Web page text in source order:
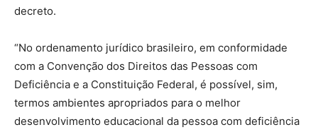
decreto.
“No ordenamento jurídico brasileiro, em conformidade
com a Convenção dos Direitos das Pessoas com
Deficiência e a Constituição Federal, é possível, sim,
termos ambientes apropriados para o melhor
desenvolvimento educacional da pessoa com deficiência